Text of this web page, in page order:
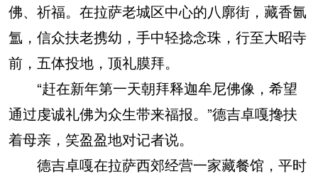
佛、祈福。在拉萨老城区中心的八廓街，藏香氤
氲，信众扶老携幼，手中轻捻念珠，行至大昭寺
前，五体投地，顶礼膜拜。
“赶在新年第一天朝拜释迦牟尼佛像，希望
通过虔诚礼佛为众生带来福报。”德吉卓嘎搀扶
着母亲，笑盈盈地对记者说。
德吉卓嘎在拉萨西郊经营一家藏餐馆，平时